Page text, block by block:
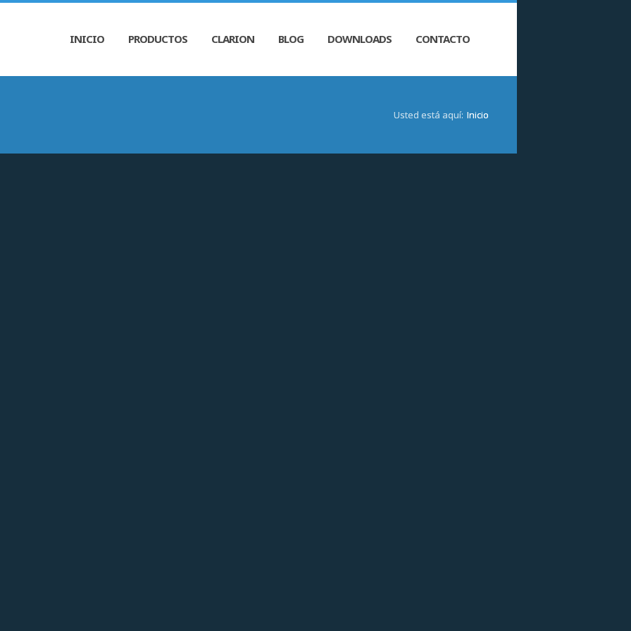
INICIO PRODUCTOS CLARION BLOG DOWNLOADS CONTACTO
Usted está aquí: Inicio